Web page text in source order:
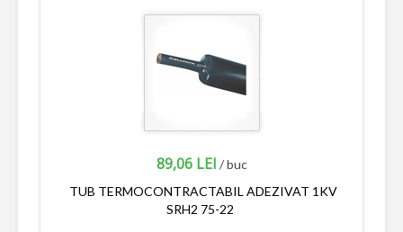
89,06 LEI / buc
TUB TERMOCONTRACTABIL ADEZIVAT 1KV
SRH2 75-22